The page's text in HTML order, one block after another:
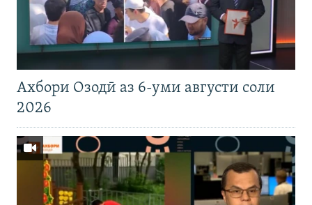
Ахбори Озодӣ аз 6-уми августи соли
2026